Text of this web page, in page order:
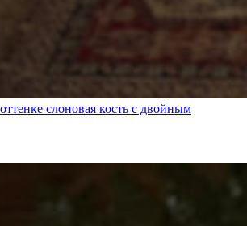
слоновая кость с двойным